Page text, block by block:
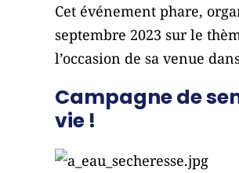
Cet événement phare,
septembre 2023 sur le
l’occasion de sa venue
Campagne de
vie !